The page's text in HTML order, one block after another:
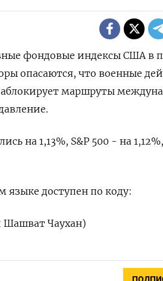
фондовые ‌индексы США в
опасаются, ⁠что ‌военные
маршруты
‌на 1,13%, ​S&P 500 - на
языке доступен ‌по коду:
‌Шашват Чаухан)